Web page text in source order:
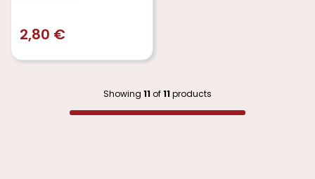
2,80 €
Showing 11 of11 products